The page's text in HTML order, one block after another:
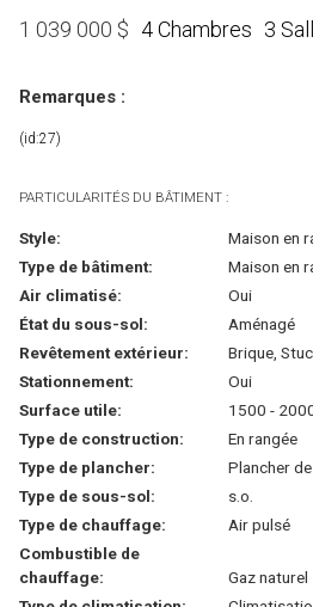
1 039 000 $ 4 Chambres 3
Remarques :
(id:27)
PARTICULARITÉS DU BÂTIMENT :
Style:
Maison en
Type de bâtiment:
Maison en
Air climatisé:
Oui
État du sous-sol:
Aménagé
Revêtement extérieur:
Brique, Stuc
Stationnement:
Oui
Surface utile:
1500 -
Type de construction:
En rangée
Type de plancher:
Plancher
Type de sous-sol:
s.o.
Type de chauffage:
Air pulsé
Combustible de
chauffage:
Gaz naturel